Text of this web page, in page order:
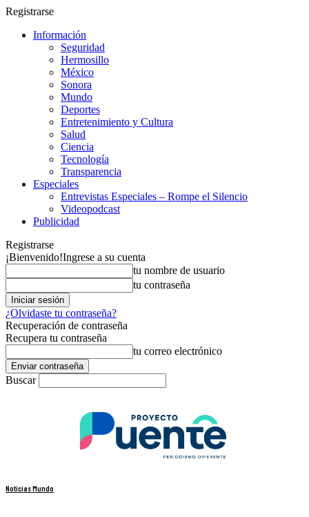
Registrarse
Información
Seguridad
Hermosillo
México
Sonora
Mundo
Deportes
Entretenimiento y Cultura
Salud
Ciencia
Tecnología
Transparencia
Especiales
Entrevistas Especiales – Rompe el Silencio
Videopodcast
Publicidad
Registrarse
¡Bienvenido!Ingrese a su cuenta
tu nombre de usuario
tu contraseña
¿Olvidaste tu contraseña?
Recuperación de contraseña
Recupera tu contraseña
tu correo electrónico
Buscar
Noticias Mundo